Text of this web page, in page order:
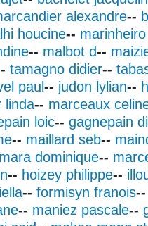
alexandre--
houcine--
-- malbot d--
tamagno didier--
paul -- judon lylian--
linda-- marceaux
loic-- gagnepain
-- maillard seb--
mara dominique--
-- hoizey philippe--
-- formisyn franois--
-- maniez pascale--